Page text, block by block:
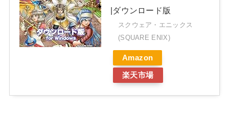
|ダウンロード版
スクウェア・エニックス
(SQUARE ENIX)
Amazon
楽天市場